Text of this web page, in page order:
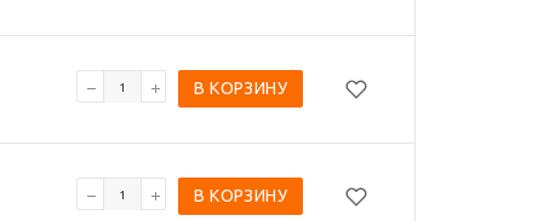
В КОРЗИНУ
В КОРЗИНУ